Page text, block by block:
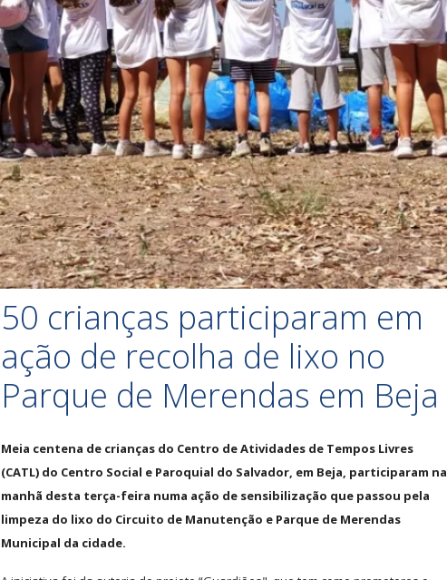
50 crianças participaram em
ação de recolha de lixo no
Parque de Merendas em Beja
Meia centena de crianças do Centro de Atividades de Tempos Livres
(CATL) do Centro Social e Paroquial do Salvador, em Beja, participaram na
manhã desta terça-feira numa ação de sensibilização que passou pela
limpeza do lixo do Circuito de Manutenção e Parque de Merendas
Municipal da cidade.